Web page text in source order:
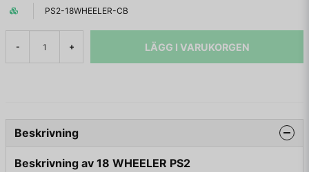
PS2-18WHEELER-CB
- + LÄGG I VARUKORGEN
Beskrivning
Beskrivning av 18 WHEELER PS2